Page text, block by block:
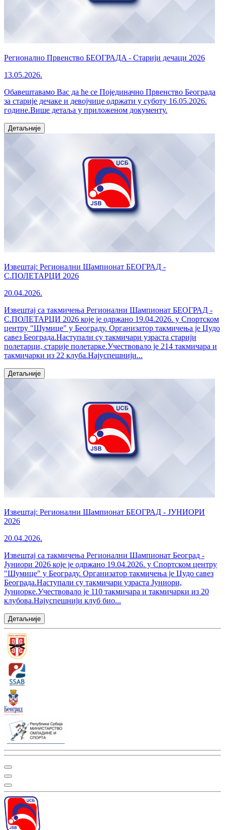
Регионално Првенство БЕОГРАДA - Старији дечаци 2026
13.05.2026.
Обавештавамо Вас да ће се Појединачно Првенство Београда
за старије дечаке и девојчице одржати у суботу 16.05.2026.
године.Више детаља у приложеном документу.
Детаљније
Извештај: Регионални Шампионат БЕОГРАД -
С.ПОЛЕТАРЦИ 2026
20.04.2026.
Извештај са такмичења Регионални Шампионат БЕОГРАД -
С.ПОЛЕТАРЦИ 2026 које је одржано 19.04.2026. у Спортском
центру "Шумице" у Београду. Организатор такмичења је Џудо
савез Београда.Наступали су такмичари узраста старији
полетарци, старије полетарке.Учествовало је 214 такмичара и
такмичарки из 22 клуба.Најуспешнији...
Детаљније
Извештај: Регионални Шампионат БЕОГРАД - ЈУНИОРИ
2026
20.04.2026.
Извештај са такмичења Регионални Шампионат Београд -
Јуниори 2026 које је одржано 19.04.2026. у Спортском центру
"Шумице" у Београду. Организатор такмичења је Џудо савез
Београда.Наступали су такмичари узраста Јуниори,
Јуниорке.Учествовало је 110 такмичара и такмичарки из 20
клубова.Најуспешнији клуб био...
Детаљније